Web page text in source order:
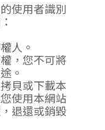
使用者識別
人。
，您不可將
。
貝或下載本
使用本網站
退還或銷毀